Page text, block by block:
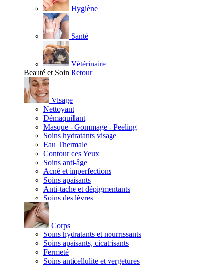
Hygiène
Santé
Vétérinaire
Beauté et Soin Retour
Visage
Nettoyant
Démaquillant
Masque - Gommage - Peeling
Soins hydratants visage
Eau Thermale
Contour des Yeux
Soins anti-âge
Acné et imperfections
Soins apaisants
Anti-tache et dépigmentants
Soins des lèvres
Corps
Soins hydratants et nourrissants
Soins apaisants, cicatrisants
Fermeté
Soins anticellulite et vergetures